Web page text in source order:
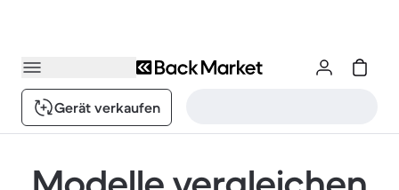
Gerät verkaufen